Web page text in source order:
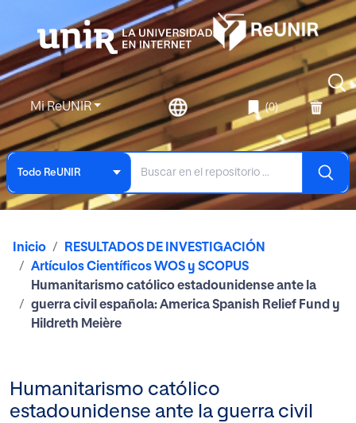
Mi ReUNIR (0)
Todo ReUNIR
Inicio
RESULTADOS DE INVESTIGACIÓN
Artículos Científicos WOS y SCOPUS
Humanitarismo católico estadounidense ante la
guerra civil española: America Spanish Relief Fund y
Hildreth Meière
Humanitarismo católico
estadounidense ante la guerra civil